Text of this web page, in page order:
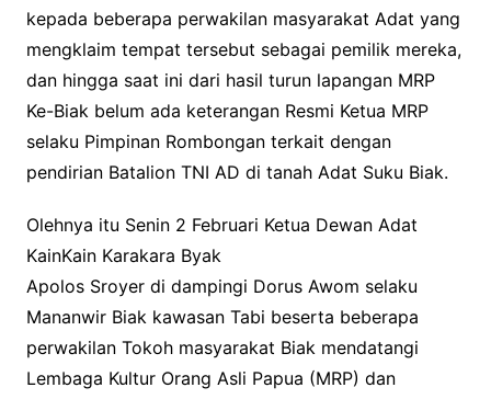
kepada beberapa perwakilan masyarakat Adat yang
mengklaim tempat tersebut sebagai pemilik mereka,
dan hingga saat ini dari hasil turun lapangan MRP
Ke-Biak belum ada keterangan Resmi Ketua MRP
selaku Pimpinan Rombongan terkait dengan
pendirian Batalion TNI AD di tanah Adat Suku Biak.
Olehnya itu Senin 2 Februari Ketua Dewan Adat
KainKain Karakara Byak
Apolos Sroyer di dampingi Dorus Awom selaku
Mananwir Biak kawasan Tabi beserta beberapa
perwakilan Tokoh masyarakat Biak mendatangi
Lembaga Kultur Orang Asli Papua (MRP) dan